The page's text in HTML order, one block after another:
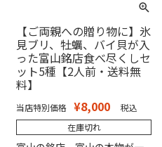
【ご両親への贈り物に】氷
見ブリ、牡蠣、バイ貝が入
った富山銘店食べ尽くしセ
ット5種【2人前・送料無
料】
当店特別価格 ¥8,000
税込
在庫切れ